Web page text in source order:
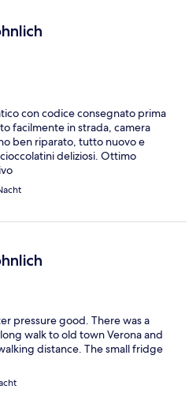
con codice consegnato prima
facilmente in strada, camera
ben riparato, tutto nuovo e
deliziosi. Ottimo
pressure good. There was a
walk to old town Verona and
distance. The small fridge